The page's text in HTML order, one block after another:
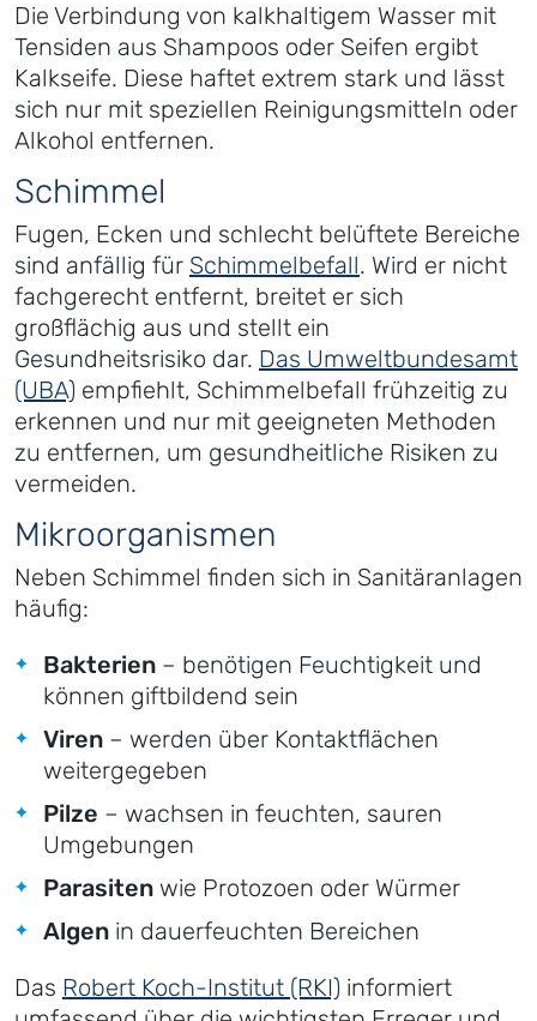
Die Verbindung von kalkhaltigem Wasser mit
Tensiden aus Shampoos oder Seifen ergibt
Kalkseife. Diese haftet extrem stark und lässt
sich nur mit speziellen Reinigungsmitteln oder
Alkohol entfernen.
Schimmel
Fugen, Ecken und schlecht belüftete Bereiche
sind anfällig für Schimmelbefall. Wird er nicht
fachgerecht entfernt, breitet er sich
großflächig aus und stellt ein
Gesundheitsrisiko dar. Das Umweltbundesamt
(UBA) empfiehlt, Schimmelbefall frühzeitig zu
erkennen und nur mit geeigneten Methoden
zu entfernen, um gesundheitliche Risiken zu
vermeiden.
Mikroorganismen
Neben Schimmel finden sich in Sanitäranlagen
häufig:
Bakterien – benötigen Feuchtigkeit und
können giftbildend sein
Viren – werden über Kontaktflächen
weitergegeben
Pilze – wachsen in feuchten, sauren
Umgebungen
Parasiten wie Protozoen oder Würmer
Algen in dauerfeuchten Bereichen
Das Robert Koch-Institut (RKI) informiert